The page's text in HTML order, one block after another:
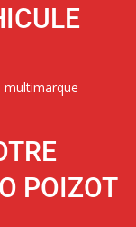
multimarque
POIZOT